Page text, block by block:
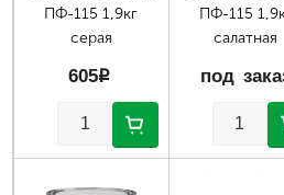
ПФ-115 1,9кг
серая
605p
ПФ-115
салатная
под